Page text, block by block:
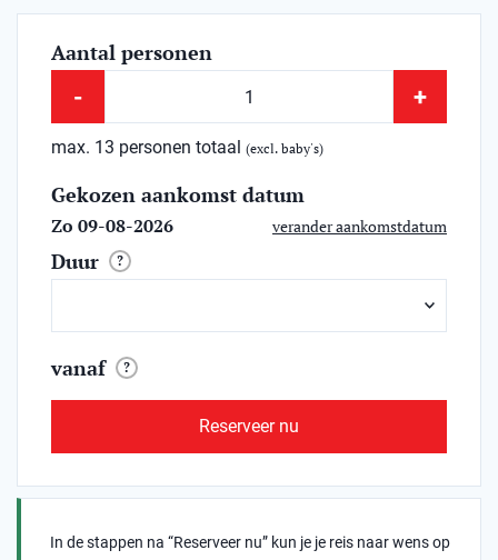
Aantal personen
- +
max. 13 personen totaal (excl. baby's)
Gekozen aankomst datum
Zo 09-08-2026 verander aankomstdatum
Duur ?
vanaf ?
Reserveer nu
In de stappen na “Reserveer nu” kun je je reis naar wens op